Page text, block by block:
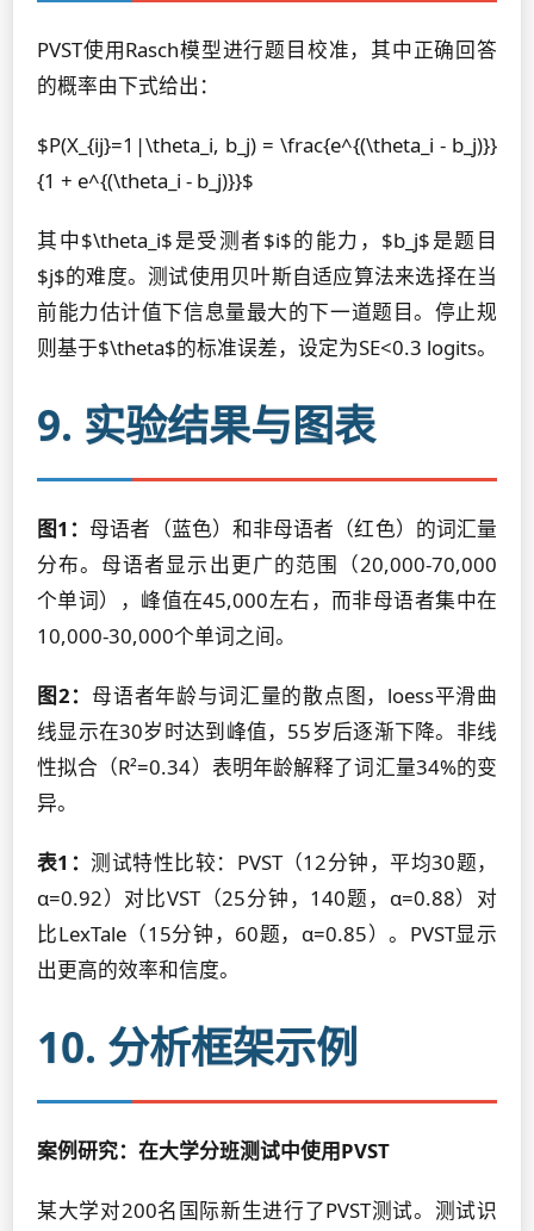
PVST使用Rasch模型进行题目校准，其中正确回答
的概率由下式给出：
$P(X_{ij}=1|\theta_i, b_j) = \frac{e^{(\theta_i - b_j)}}
{1 + e^{(\theta_i - b_j)}}$
其中$\theta_i$是受测者$i$的能力，$b_j$是题目
$j$的难度。测试使用贝叶斯自适应算法来选择在当
前能力估计值下信息量最大的下一道题目。停止规
则基于$\theta$的标准误差，设定为SE<0.3 logits。
9. 实验结果与图表
图1： 母语者（蓝色）和非母语者（红色）的词汇量
分布。母语者显示出更广的范围（20,000-70,000
个单词），峰值在45,000左右，而非母语者集中在
10,000-30,000个单词之间。
图2： 母语者年龄与词汇量的散点图，loess平滑曲
线显示在30岁时达到峰值，55岁后逐渐下降。非线
性拟合（R²=0.34）表明年龄解释了词汇量34%的变
异。
表1： 测试特性比较：PVST（12分钟，平均30题，
α=0.92）对比VST（25分钟，140题，α=0.88）对
比LexTale（15分钟，60题，α=0.85）。PVST显示
出更高的效率和信度。
10. 分析框架示例
案例研究：在大学分班测试中使用PVST
某大学对200名国际新生进行了PVST测试。测试识